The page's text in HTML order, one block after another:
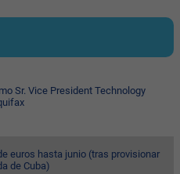
Sr. Vice President Technology
euros hasta junio (tras provisionar
de Cuba)